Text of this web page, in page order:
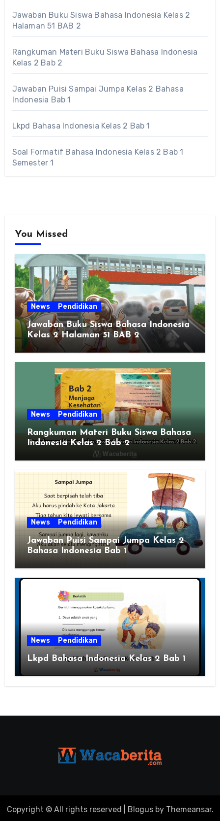
Jawaban Buku Siswa Bahasa Indonesia Kelas 2
Halaman 51 BAB 2
Rangkuman Materi Buku Siswa Bahasa Indonesia
Kelas 2 Bab 2
Jawaban Puisi Sampai Jumpa Kelas 2 Bahasa
Indonesia Bab 1
Lkpd Bahasa Indonesia Kelas 2 Bab 1
Soal Formatif Bahasa Indonesia Kelas 2 Bab 1
Semester 1
You Missed
News Pendidikan
Jawaban Buku Siswa Bahasa Indonesia
Kelas 2 Halaman 51 BAB 2
News Pendidikan
Rangkuman Materi Buku Siswa Bahasa
Indonesia Kelas 2 Bab 2
News Pendidikan
Jawaban Puisi Sampai Jumpa Kelas 2
Bahasa Indonesia Bab 1
News Pendidikan
Lkpd Bahasa Indonesia Kelas 2 Bab 1
Copyright © All rights reserved Blogusby Themeansar.